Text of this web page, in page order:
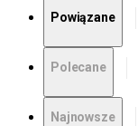
Powiązane
Polecane
Najnowsze